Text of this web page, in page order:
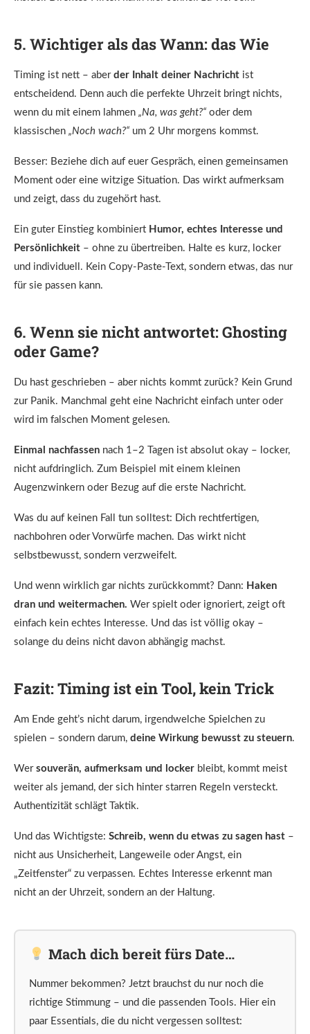
5. Wichtiger als das Wann: das Wie
Timing ist nett – aber der Inhalt deiner Nachricht ist
entscheidend. Denn auch die perfekte Uhrzeit bringt nichts,
wenn du mit einem lahmen „Na, was geht?“ oder dem
klassischen „Noch wach?“ um 2 Uhr morgens kommst.
Besser: Beziehe dich auf euer Gespräch, einen gemeinsamen
Moment oder eine witzige Situation. Das wirkt aufmerksam
und zeigt, dass du zugehört hast.
Ein guter Einstieg kombiniert Humor, echtes Interesse und
Persönlichkeit – ohne zu übertreiben. Halte es kurz, locker
und individuell. Kein Copy-Paste-Text, sondern etwas, das nur
für sie passen kann.
6. Wenn sie nicht antwortet: Ghosting
oder Game?
Du hast geschrieben – aber nichts kommt zurück? Kein Grund
zur Panik. Manchmal geht eine Nachricht einfach unter oder
wird im falschen Moment gelesen.
Einmal nachfassen nach 1–2 Tagen ist absolut okay – locker,
nicht aufdringlich. Zum Beispiel mit einem kleinen
Augenzwinkern oder Bezug auf die erste Nachricht.
Was du auf keinen Fall tun solltest: Dich rechtfertigen,
nachbohren oder Vorwürfe machen. Das wirkt nicht
selbstbewusst, sondern verzweifelt.
Und wenn wirklich gar nichts zurückkommt? Dann: Haken
dran und weitermachen. Wer spielt oder ignoriert, zeigt oft
einfach kein echtes Interesse. Und das ist völlig okay –
solange du deins nicht davon abhängig machst.
Fazit: Timing ist ein Tool, kein Trick
Am Ende geht’s nicht darum, irgendwelche Spielchen zu
spielen – sondern darum, deine Wirkung bewusst zu steuern.
Wer souverän, aufmerksam und locker bleibt, kommt meist
weiter als jemand, der sich hinter starren Regeln versteckt.
Authentizität schlägt Taktik.
Und das Wichtigste: Schreib, wenn du etwas zu sagen hast –
nicht aus Unsicherheit, Langeweile oder Angst, ein
„Zeitfenster“ zu verpassen. Echtes Interesse erkennt man
nicht an der Uhrzeit, sondern an der Haltung.
Mach dich bereit fürs Date…
Nummer bekommen? Jetzt brauchst du nur noch die
richtige Stimmung – und die passenden Tools. Hier ein
paar Essentials, die du nicht vergessen solltest: